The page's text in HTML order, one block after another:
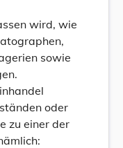
wird, wie
sowie
oder
zu einer der